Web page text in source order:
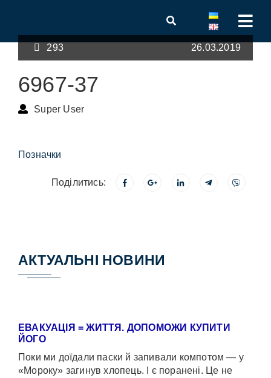
293 26.03.2019
6967-37
Super User
Позначки
Поділитись:
АКТУАЛЬНІ НОВИНИ
ЕВАКУАЦІЯ = ЖИТТЯ. ДОПОМОЖИ КУПИТИ
ЙОГО
Поки ми доїдали паски й запивали компотом — у
«Мороку» загинув хлопець. І є поранені. Це не